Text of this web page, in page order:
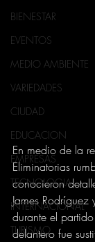
BIENESTAR
EVENTOS
MEDIO AMBIENTE
VARIEDADES
CIUDAD
EDUCACION
EMPRESAS
TECNOLOGIA
INTERNACIONAL
TURISMO
En medio de la
Eliminatorias
conocieron
James Rodríguez
durante el
delantero fue